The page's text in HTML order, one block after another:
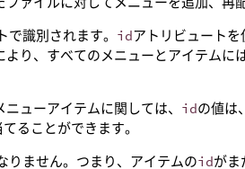
で識別されます。 idアトリビュート
り、すべてのメニューとアイテムに
ューアイテムに関しては、 idの値は、
ることができます。
りません。つまり、アイテムのidがま